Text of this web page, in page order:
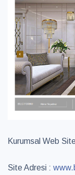
Kurumsal Web
Site Adresi :